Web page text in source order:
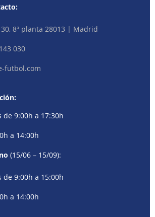
8ª planta 28013 | Madrid
030
futbol.com
de 9:00h a 17:30h
a 14:00h
(15/06 – 15/09):
de 9:00h a 15:00h
a 14:00h